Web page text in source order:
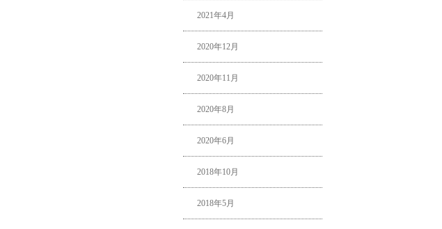
2021年4月
2020年12月
2020年11月
2020年8月
2020年6月
2018年10月
2018年5月